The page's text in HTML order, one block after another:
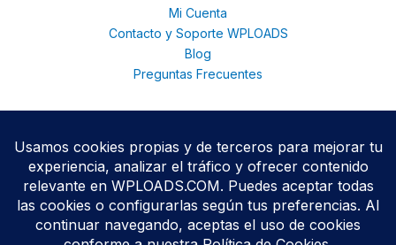
Mi Cuenta
Contacto y Soporte WPLOADS
Blog
Preguntas Frecuentes
© 2026 WPloads | Descarga Plugins y Temas Premium para